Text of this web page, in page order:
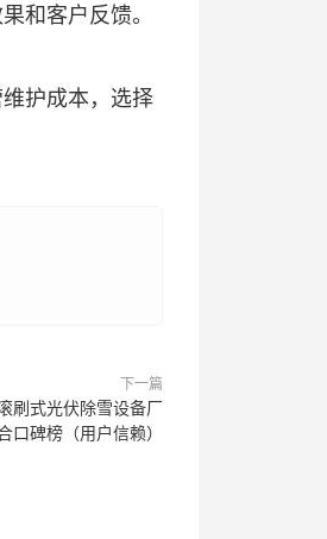
和客户反馈。
护成本，选择
下一篇
刷式光伏除雪设备厂
口碑榜（用户信赖）